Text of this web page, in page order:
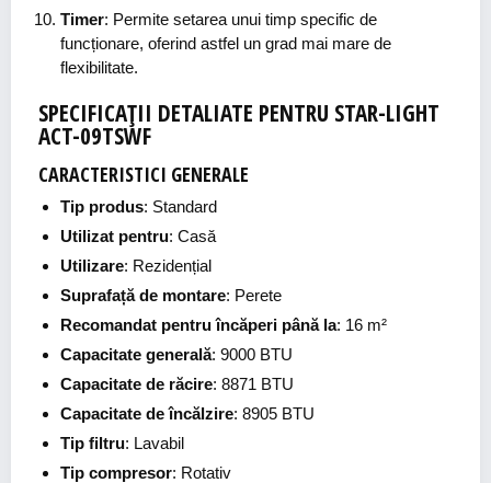
Timer: Permite setarea unui timp specific de
funcționare, oferind astfel un grad mai mare de
flexibilitate.
SPECIFICAȚII DETALIATE PENTRU STAR-LIGHT
ACT-09TSWF
CARACTERISTICI GENERALE
Tip produs: Standard
Utilizat pentru: Casă
Utilizare: Rezidențial
Suprafață de montare: Perete
Recomandat pentru încăperi până la: 16 m²
Capacitate generală: 9000 BTU
Capacitate de răcire: 8871 BTU
Capacitate de încălzire: 8905 BTU
Tip filtru: Lavabil
Tip compresor: Rotativ